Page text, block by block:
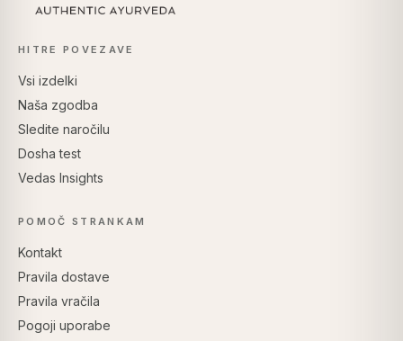
HITRE POVEZAVE
Vsi izdelki
Naša zgodba
Sledite naročilu
Dosha test
Vedas Insights
POMOČ STRANKAM
Kontakt
Pravila dostave
Pravila vračila
Pogoji uporabe